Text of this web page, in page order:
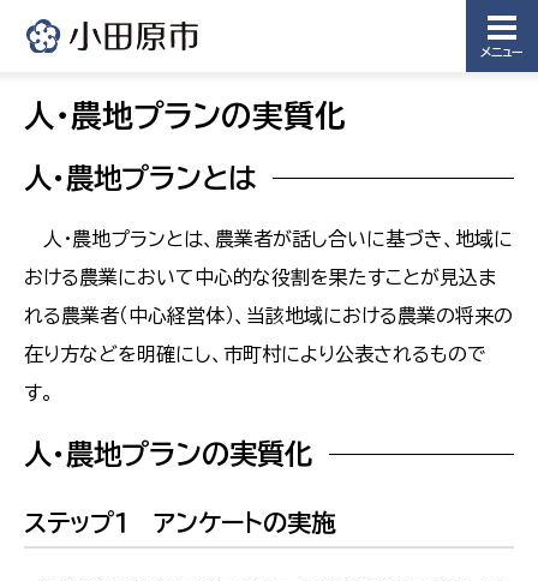
メニュー
人・農地プランの実質化
人・農地プランとは
人・農地プランとは、農業者が話し合いに基づき、地域に
おける農業において中心的な役割を果たすことが見込ま
れる農業者（中心経営体）、当該地域における農業の将来の
在り方などを明確にし、市町村により公表されるもので
す。
人・農地プランの実質化
ステップ１ アンケートの実施